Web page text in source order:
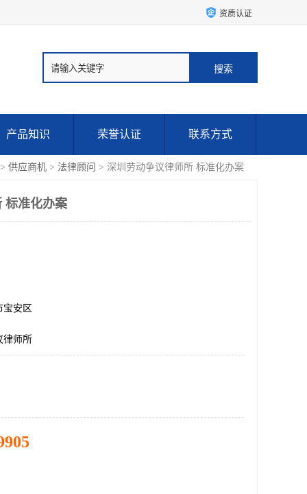
资质认证
产品知识 荣誉认证 联系方式
供应商机 > 法律顾问 > 深圳劳动争议律师所 标准化办案
标准化办案
宝安区
律师所